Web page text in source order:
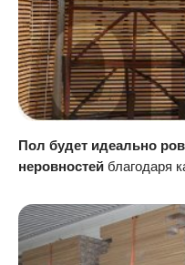
Пол будет идеально
неровностей благодаря